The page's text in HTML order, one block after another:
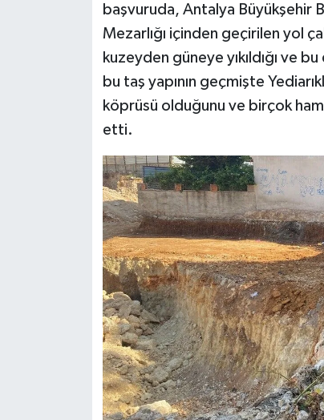
başvuruda, Antalya Büyükşehir
Mezarlığı içinden geçirilen yol
kuzeyden güneye yıkıldığı ve
bu taş yapının geçmişte
köprüsü olduğunu ve birçok
etti.